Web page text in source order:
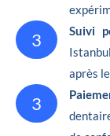
3 Suivi
après
3